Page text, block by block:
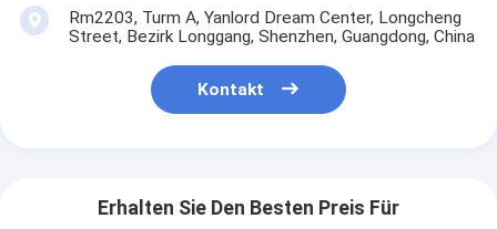
Rm2203, Turm A, Yanlord Dream Center, Longcheng
Street, Bezirk Longgang, Shenzhen, Guangdong, China
Kontakt
Erhalten Sie Den Besten Preis Für